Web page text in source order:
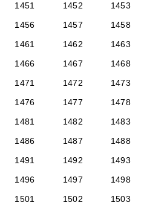
1451 1452
1453
1456 1457
1458
1461 1462
1463
1466 1467
1468
1471 1472
1473
1476 1477
1478
1481 1482
1483
1486 1487
1488
1491 1492
1493
1496 1497
1498
1501 1502
1503